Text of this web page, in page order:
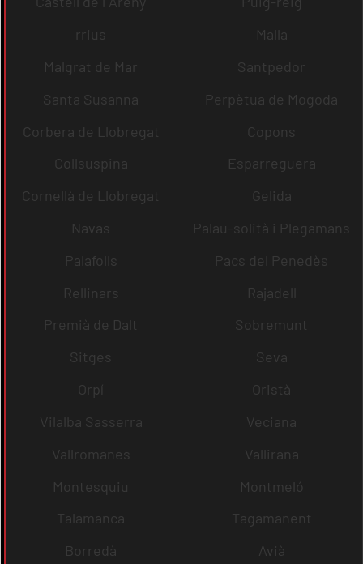
rrius
Malla
Malgrat de Mar
Santpedor
Santa Susanna
Perpètua de Mogoda
Corbera de Llobregat
Copons
Collsuspina
Esparreguera
Cornellà de Llobregat
Gelida
Navas
Palau-solità i Plegamans
Palafolls
Pacs del Penedès
Rellinars
Rajadell
Premià de Dalt
Sobremunt
Sitges
Seva
Orpí
Oristà
Vilalba Sasserra
Veciana
Vallromanes
Vallirana
Montesquiu
Montmeló
Talamanca
Tagamanent
Borredà
Avià